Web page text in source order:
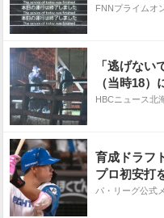
日（火）以
FNNプライムオ
「逃げな
（当時18
に懲役30年
HBCニュース北
育成ドラフ
プロ初安打
パ・リーグ公式